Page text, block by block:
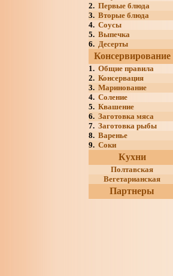
2. Первые блюда
3. Вторые блюда
4. Соусы
5. Выпечка
6. Десерты
Консервирование
1. Общие правила
2. Консервация
3. Маринование
4. Соление
5. Квашение
6. Заготовка мяса
7. Заготовка рыбы
8. Варенье
9. Соки
Кухни
Полтавская
Вегетарианская
Партнеры